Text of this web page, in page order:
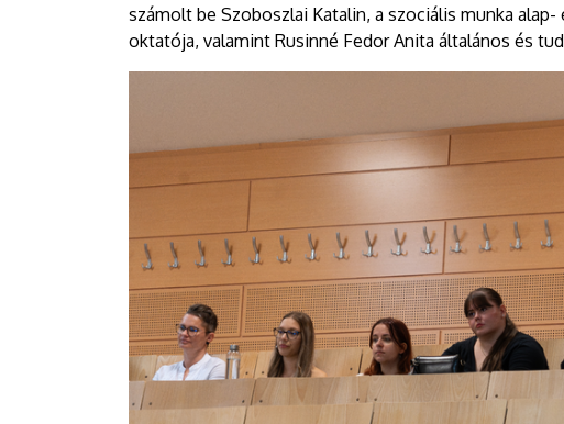
számolt be Szoboszlai Katalin, a szociális munka
oktatója, valamint Rusinné Fedor Anita általános és